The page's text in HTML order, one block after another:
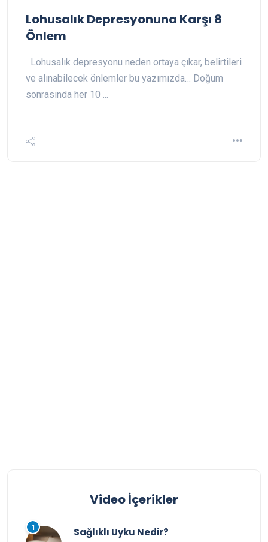
Lohusalık Depresyonuna Karşı 8
Önlem
Lohusalık depresyonu neden ortaya çıkar, belirtileri
ve alınabilecek önlemler bu yazımızda… Doğum
sonrasında her 10 ...
Video İçerikler
1 Sağlıklı Uyku Nedir?